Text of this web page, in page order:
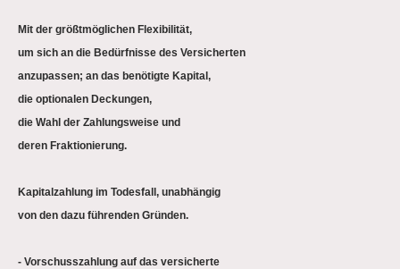
Mit der größtmöglichen Flexibilität,
um sich an die Bedürfnisse des Versicherten
anzupassen; an das benötigte Kapital,
die optionalen Deckungen,
die Wahl der Zahlungsweise und
deren Fraktionierung.
Kapitalzahlung im Todesfall, unabhängig
von den dazu führenden Gründen.
- Vorschusszahlung auf das versicherte